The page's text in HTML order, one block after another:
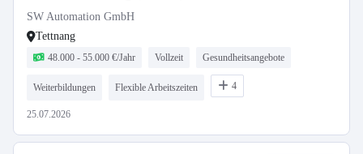
SW Automation GmbH
Tettnang
48.000 - 55.000 €/Jahr Vollzeit Gesundheitsangebote
Weiterbildungen Flexible Arbeitszeiten 4
25.07.2026